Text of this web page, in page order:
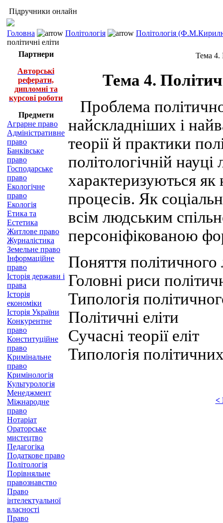
Підручники онлайн
Головна Політологія
Політологія
політичні еліти
Партнери
Авторські
реферати,
дипломні та
курсові роботи
Предмети
Аграрне право
Адміністративне
право
Банківське
право
Господарське
право
Екологічне
право
Екологія
Етика та
Естетика
Житлове право
Журналістика
Земельне право
Інформаційне
право
Історія держави і
права
Історія
економіки
Історія України
Конкурентне
право
Конституційне
право
Кримінальне
право
Кримінологія
Культурологія
Менеджмент
Міжнародне
право
Нотаріат
Ораторське
мистецтво
Педагогіка
Податкове право
Політологія
Порівняльне
правознавство
Право
інтелектуальної
власності
Право
Тема 4.
Тема 4.
Проблема
найскладніших і
теорії й практики
політологічній науці
характеризуються як
процесів. Як
всім людським
персоніфікованою
Поняття політичного
Головні риси
Типологія
Політичні еліти
Сучасні теорії еліт
Типологія
<